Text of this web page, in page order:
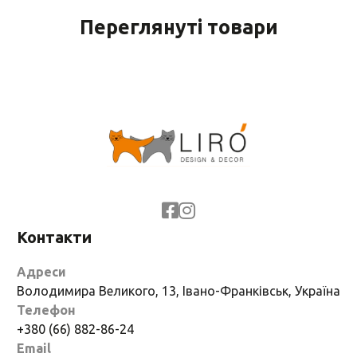
Переглянуті товари
Контакти
Адреси
Володимира Великого, 13, Івано-Франківськ, Україна
Телефон
+380 (66) 882-86-24
Email